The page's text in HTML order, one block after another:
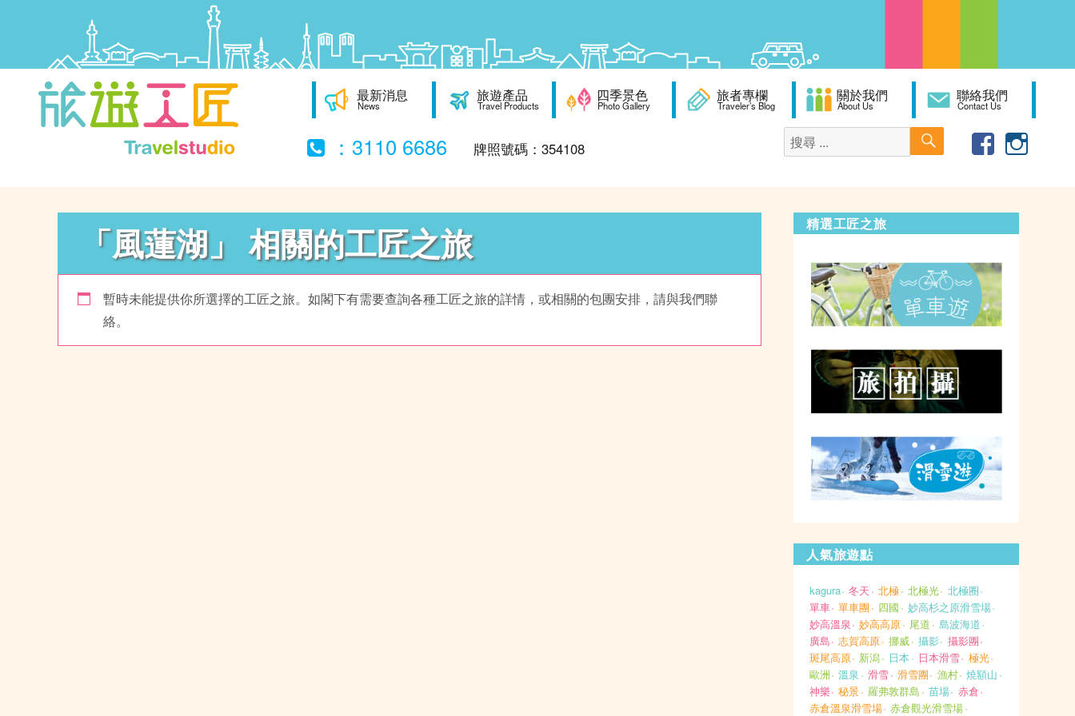
最新消息
News
旅遊產品
Travel Products
四季景色
Photo Gallery
旅者專欄
Traveler’s Blog
關於我們
About Us
聯絡我們
Contact Us
Travel
：3110 6686 牌照號碼：354108
搜
尋：
尋
「風蓮湖」 相關的工匠之旅
暫時未能提供你所選擇的工匠之旅。如閣下有需要查詢各種工匠之旅的詳情，或相關的包團安排，請與我們聯
絡。
精選工匠之旅
人氣旅遊點
kagura 冬天 北極 北極光 北極圈
單車 單車團 四國
妙高杉之原滑雪場
妙高溫泉 妙高高原 尾道
島波海道
廣島 志賀高原 挪威 攝影
攝影團
斑尾高原
新潟 日本 日本滑雪 極光
歐洲 溫泉 滑雪 滑雪團 漁村 燒額山
神樂 秘景 羅弗敦群島 苗場 赤倉
赤倉溫泉滑雪場 赤倉觀光滑雪場